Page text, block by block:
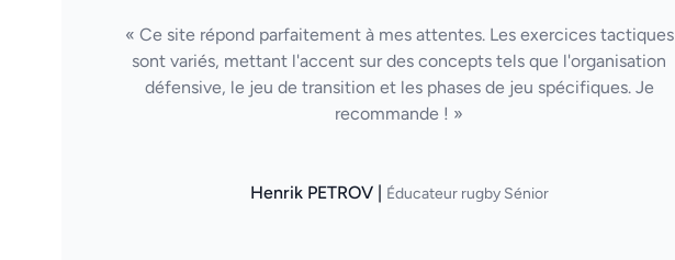
« Ce site répond parfaitement à mes attentes. Les exercices tactiques
sont variés, mettant l'accent sur des concepts tels que l'organisation
défensive, le jeu de transition et les phases de jeu spécifiques. Je
recommande ! »
Henrik PETROV | Éducateur rugby Sénior